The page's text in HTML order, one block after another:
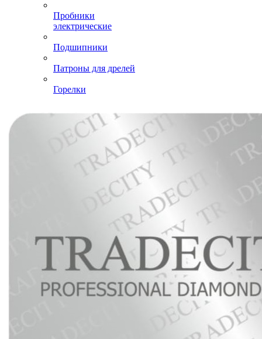
Пробники
электрические
Подшипники
Патроны для дрелей
Горелки